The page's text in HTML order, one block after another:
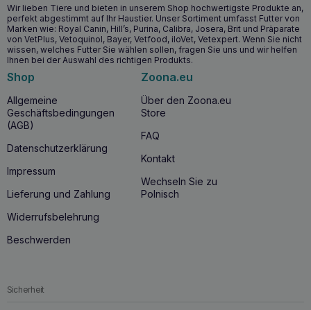
Wir lieben Tiere und bieten in unserem Shop hochwertigste Produkte an,
perfekt abgestimmt auf Ihr Haustier. Unser Sortiment umfasst Futter von
Marken wie: Royal Canin, Hill’s, Purina, Calibra, Josera, Brit und Präparate
von VetPlus, Vetoquinol, Bayer, Vetfood, iloVet, Vetexpert. Wenn Sie nicht
wissen, welches Futter Sie wählen sollen, fragen Sie uns und wir helfen
Ihnen bei der Auswahl des richtigen Produkts.
Shop
Allgemeine
Geschäftsbedingungen
(AGB)
Datenschutzerklärung
Impressum
Lieferung und Zahlung
Widerrufsbelehrung
Beschwerden
Zoona.eu
Über den Zoona.eu
Store
FAQ
Kontakt
Wechseln Sie zu
Polnisch
Sicherheit